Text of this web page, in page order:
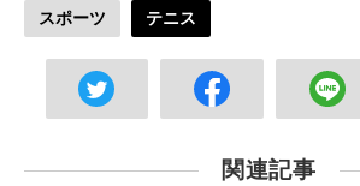
スポーツ テニス
関連記事